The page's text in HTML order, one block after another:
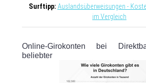
Surftipp: Auslandsüberweisungen -
im Vergleich
Online-Girokonten bei
beliebter